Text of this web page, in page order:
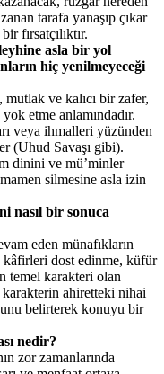
tarafa yanaşıp çıkar
fırsatçılıktır.
asla bir yol
hiç yenilmeyeceği
ve kalıcı bir zafer,
etme anlamındadır.
veya ihmalleri yüzünden
(Uhud Savaşı gibi).
dinini ve mü’minler
silmesine asla izin
nasıl bir sonuca
eden münafıkların
dost edinme, küfür
temel karakteri olan
karakterin ahiretteki nihai
belirterek konuyu bir
nedir?
zor zamanlarında